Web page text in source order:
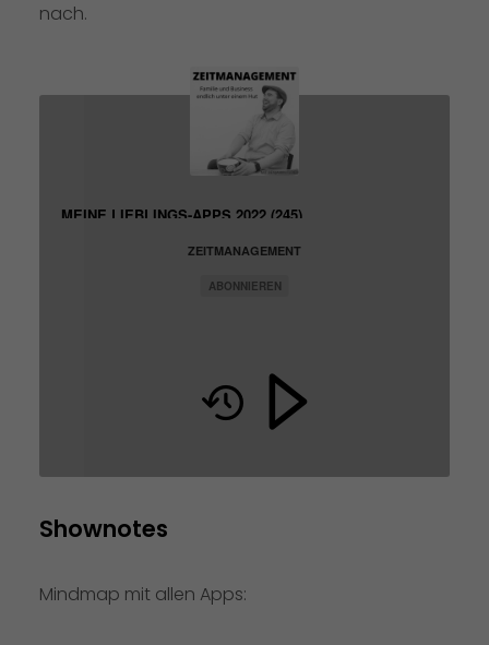
nach.
ZEITMANAGEMENT
ABONNIEREN
MEINE LIEBLINGS-APPS 2022 (245)
Shownotes
Mindmap mit allen Apps: